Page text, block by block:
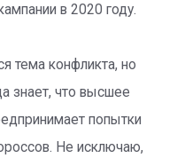
в 2020 году.
тема конфликта, но
знает, что высшее
попытки
Не исключаю,